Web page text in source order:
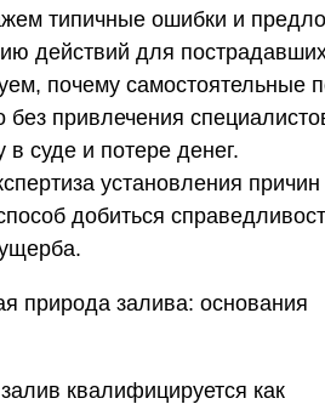
типичные ошибки и
действий для
почему самостоятельные
без привлечения
суде и потере денег.
установления
добиться
природа залива: основания
квалифицируется как